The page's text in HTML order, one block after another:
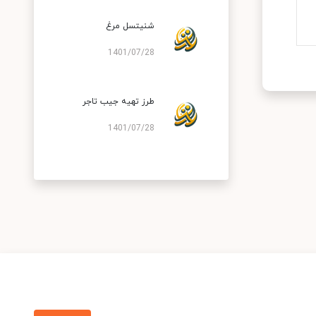
شنیتسل مرغ
1401/07/28
طرز تهیه جیب تاجر
1401/07/28